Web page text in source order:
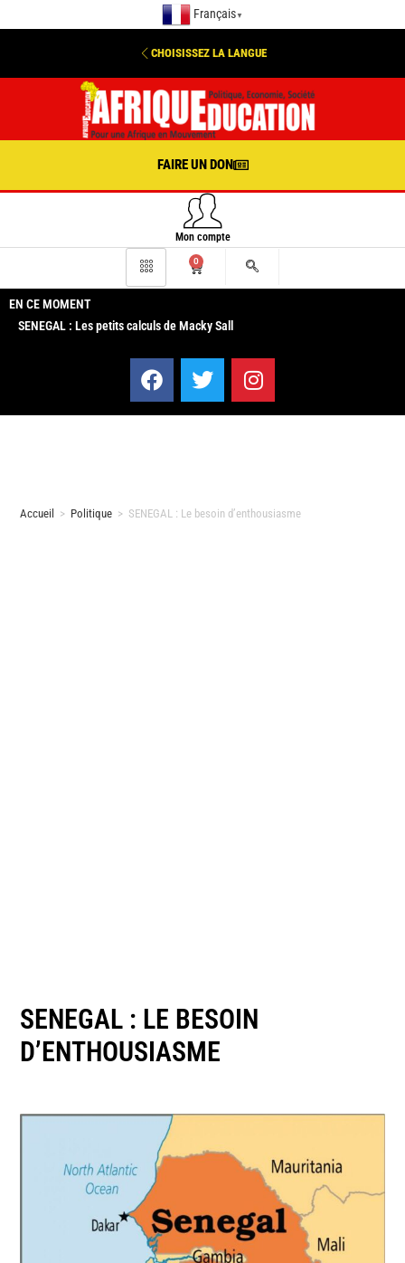
Français ▼
CHOISISSEZ LA LANGUE
FAIRE UN DON
Mon compte
0
EN CE MOMENT
SENEGAL : Les petits calculs de Macky Sall
Accueil > Politique > SENEGAL : Le besoin d’enthousiasme
SENEGAL : LE BESOIN
D’ENTHOUSIASME